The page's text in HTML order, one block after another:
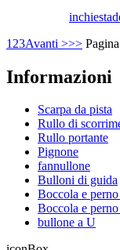
inchiesta
1 23Avanti >>>
Informazioni
Scarpa da pista
Rullo di
Rullo portante
Pignone
fannullone
Bulloni di guida
Boccola e
Boccola e
bullone a U